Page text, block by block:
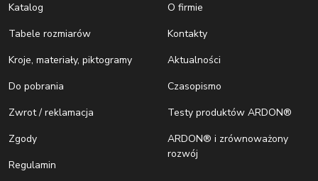
Katalog
Tabele rozmiarów
Kroje, materiały, piktogramy
Do pobrania
Zwrot / reklamacja
Zgody
Regulamin
O firmie
Kontakty
Aktualności
Czasopismo
Testy produktów ARDON®
ARDON® i zrównoważony
rozwój